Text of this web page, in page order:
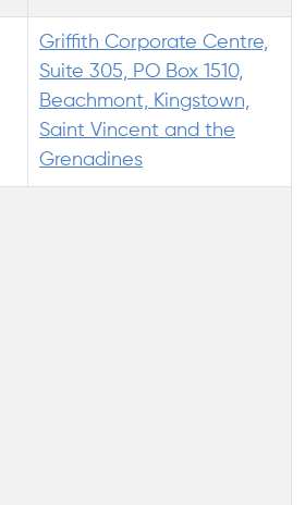
Griffith Corporate Centre,
Suite 305, PO Box 1510,
Beachmont, Kingstown,
Saint Vincent and the
Grenadines